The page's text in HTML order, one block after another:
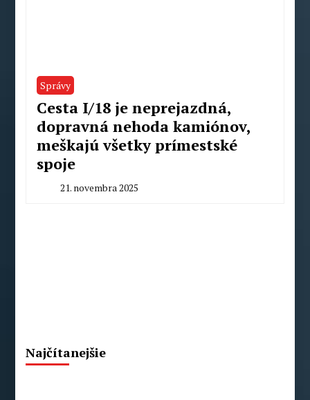
Správy
Cesta I/18 je neprejazdná,
dopravná nehoda kamiónov,
meškajú všetky prímestské
spoje
21. novembra 2025
Najčítanejšie